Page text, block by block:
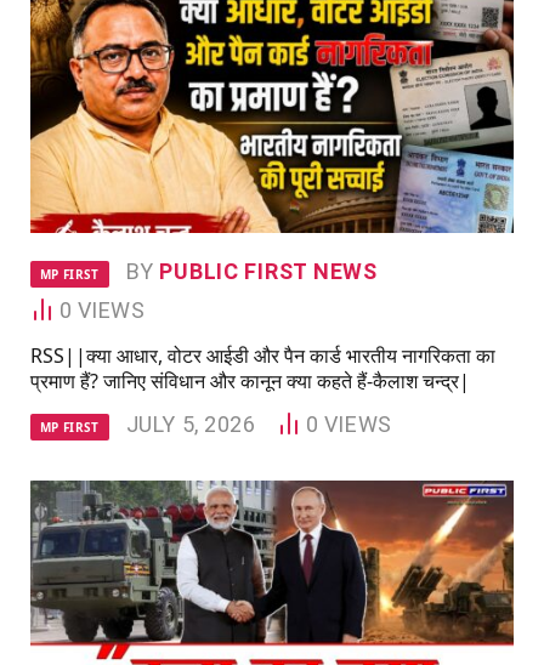
MP FIRST BY PUBLIC FIRST NEWS
0 VIEWS
RSS||क्या आधार, वोटर आईडी और पैन कार्ड भारतीय नागरिकता का
प्रमाण हैं? जानिए संविधान और कानून क्या कहते हैं-कैलाश चन्द्र|
MP FIRST JULY 5, 2026 0 VIEWS